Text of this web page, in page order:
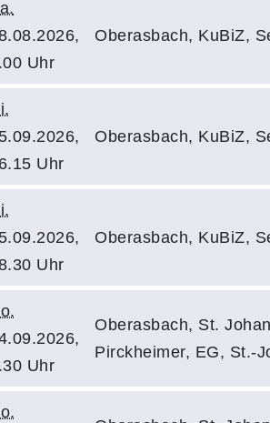
Uhr
Oberasbach, KuBiZ,
Uhr
Oberasbach, KuBiZ,
Uhr
Oberasbach, KuBiZ,
Uhr
Oberasbach, St.
Pirckheimer, EG, St.-